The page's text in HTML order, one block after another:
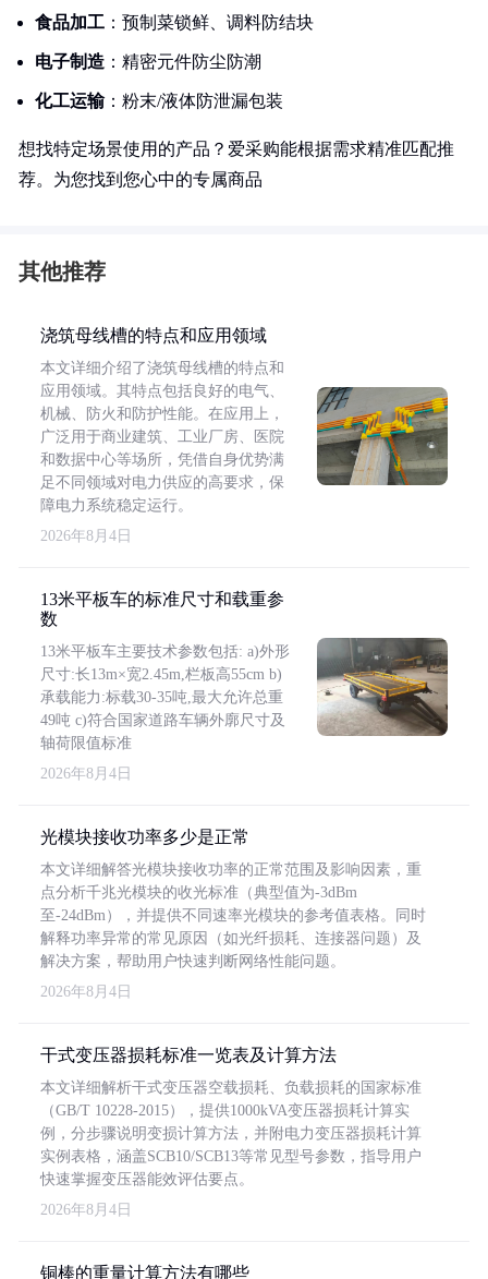
食品加工 ：预制菜锁鲜、调料防结块
电子制造 ：精密元件防尘防潮
化工运输：粉末/液体防泄漏包装
想找特定场景使用的产品？爱采购能根据需求精准匹配推
荐。为您找到您心中的专属商品
其他推荐
浇筑母线槽的特点和应用领域
本文详细介绍了浇筑母线槽的特点和
应用领域。其特点包括良好的电气、
机械、防火和防护性能。在应用上，
广泛用于商业建筑、工业厂房、医院
和数据中心等场所，凭借自身优势满
足不同领域对电力供应的高要求，保
障电力系统稳定运行。
2026年8月4日
13米平板车的标准尺寸和载重参
数
13米平板车主要技术参数包括: a)外形
尺寸:长13m×宽2.45m,栏板高55cm b)
承载能力:标载30-35吨,最大允许总重
49吨 c)符合国家道路车辆外廓尺寸及
轴荷限值标准
2026年8月4日
光模块接收功率多少是正常
本文详细解答光模块接收功率的正常范围及影响因素，重
点分析千兆光模块的收光标准（典型值为-3dBm
至-24dBm），并提供不同速率光模块的参考值表格。同时
解释功率异常的常见原因（如光纤损耗、连接器问题）及
解决方案，帮助用户快速判断网络性能问题。
2026年8月4日
干式变压器损耗标准一览表及计算方法
本文详细解析干式变压器空载损耗、负载损耗的国家标准
（GB/T 10228-2015），提供1000kVA变压器损耗计算实
例，分步骤说明变损计算方法，并附电力变压器损耗计算
实例表格，涵盖SCB10/SCB13等常见型号参数，指导用户
快速掌握变压器能效评估要点。
2026年8月4日
铜棒的重量计算方法有哪些